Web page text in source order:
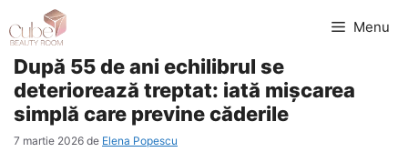
la
conținut
Menu
După 55 de ani echilibrul se
deteriorează treptat: iată mișcarea
simplă care previne căderile
7 martie 2026 de Elena Popescu